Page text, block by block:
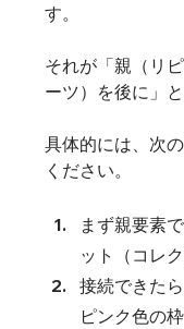
す。
それが「親（リ
ーツ）を後に」
具体的には、次
ください。
まず親要素
ット（コレ
接続できた
ピンク色の